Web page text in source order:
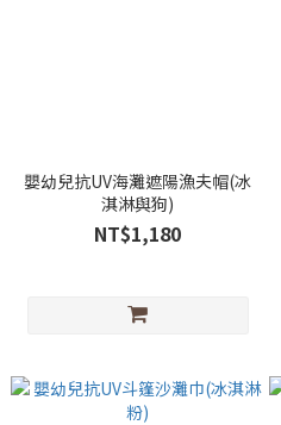
嬰幼兒抗UV海灘遮陽漁夫帽(冰
淇淋與狗)
NT$1,180